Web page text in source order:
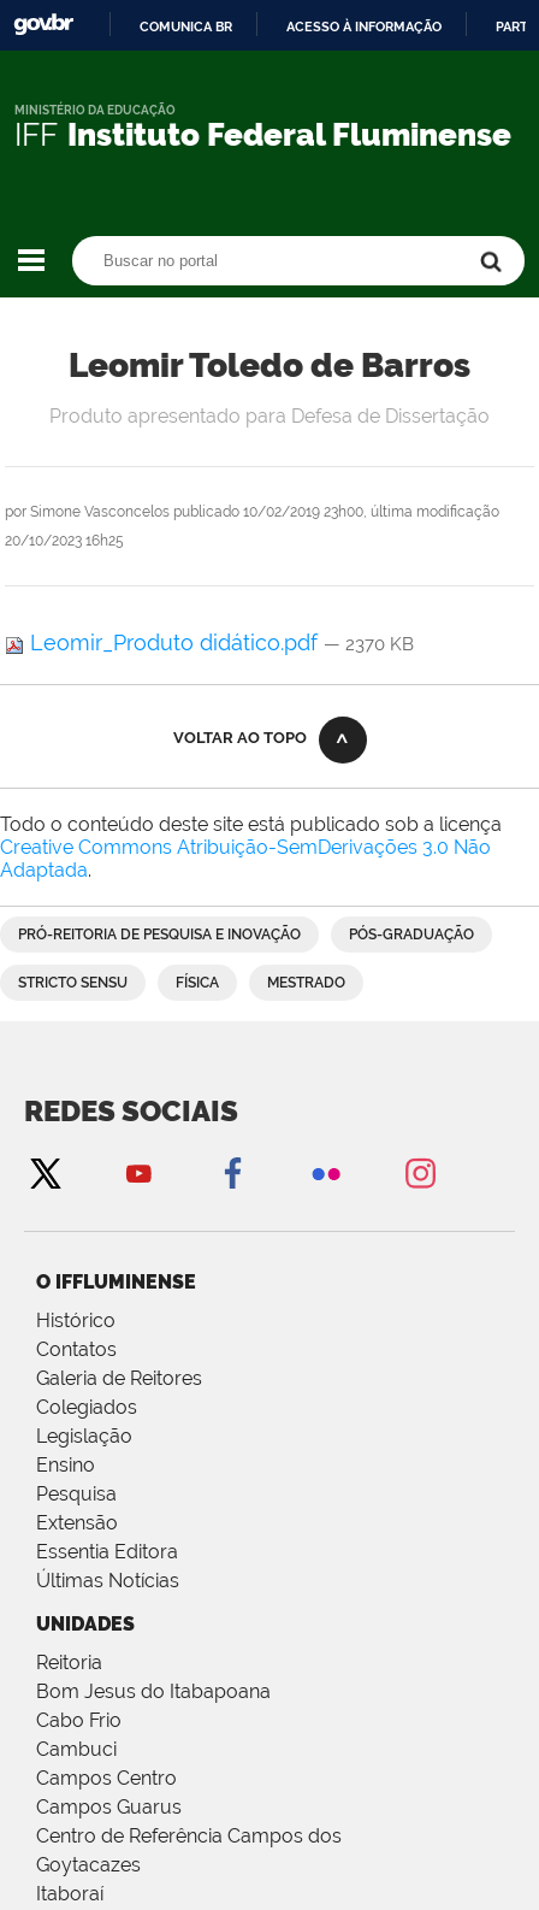
CONTEÚDO
COMUNICA BR ACESSO À INFORMAÇÃO
IFF Instituto Federal Fluminense
MINISTÉRIO DA EDUCAÇÃO
Leomir Toledo de Barros
por Simone Vasconcelos publicado 10/02/2019 23h00, última modificação
20/10/2023 16h25
Produto apresentado para Defesa de Dissertação
Leomir_Produto didático.pdf — 2370 KB
VOLTAR AO TOPO
Todo o conteúdo deste site está publicado sob a licença
Creative Commons Atribuição-SemDerivações 3.0 Não
Adaptada.
PRÓ-REITORIA DE PESQUISA E INOVAÇÃO PÓS-GRADUAÇÃO
STRICTO SENSU FÍSICA MESTRADO
REDES SOCIAIS
O IFFLUMINENSE
Histórico
Contatos
Galeria de Reitores
Colegiados
Legislação
Ensino
Pesquisa
Extensão
Essentia Editora
Últimas Notícias
UNIDADES
Reitoria
Bom Jesus do Itabapoana
Cabo Frio
Cambuci
Campos Centro
Campos Guarus
Centro de Referência Campos dos
Goytacazes
Itaboraí